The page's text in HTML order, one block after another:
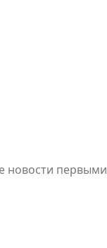
новости первыми